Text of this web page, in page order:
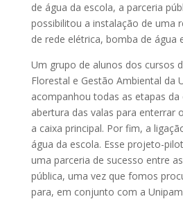
de água da escola, a parceria
possibilitou a instalação de uma
de rede elétrica, bomba de água
Um grupo de alunos dos cursos
Florestal e Gestão Ambiental da
acompanhou todas as etapas da
abertura das valas para enterrar
a caixa principal. Por fim, a
água da escola. Esse projeto-
uma parceria de sucesso entre
pública, uma vez que fomos
para, em conjunto com a